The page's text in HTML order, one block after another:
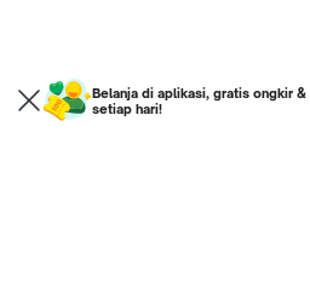
Belanja di aplikasi, gratis ongkir
setiap hari!